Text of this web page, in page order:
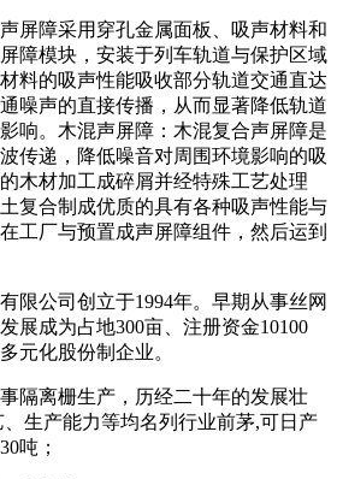
屏障采用穿孔金属面板、吸声材料和
障模块，安装于列车轨道与保护区域
料的吸声性能吸收部分轨道交通直达
噪声的直接传播，从而显著降低轨道
响。木混声屏障：木混复合声屏障是
传递，降低噪音对周围环境影响的吸
木材加工成碎屑并经特殊工艺处理
复合制成优质的具有各种吸声性能与
工厂与预置成声屏障组件，然后运到
限公司创立于1994年。早期从事丝网
展成为占地300亩、注册资金10100
元化股份制企业。
隔离栅生产，历经二十年的发展壮
生产能力等均名列行业前茅,可日产
吨；